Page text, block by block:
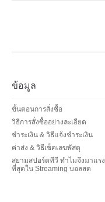
ข้อมูล
ขั้นตอนการสั่งซื้อ
วิธีการสั่งซื้ออย่างละเอียด
ชำระเงิน & วิธีแจ้งชำระเงิน
ค่าส่ง & วิธีเช็คเลขพัสดุ
สยามสปอร์ตทีวี ทำไมจึงมาแรง
ที่สุดใน Streaming บอลสด